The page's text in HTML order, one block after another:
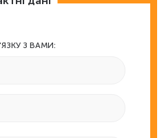
З ВАМИ: